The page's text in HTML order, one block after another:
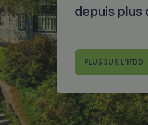
depuis plus
PLUS SUR L'IFDD